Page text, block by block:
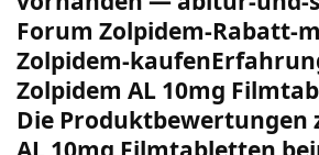
Forum Zolpidem-Rabatt-
Zolpidem-
Zolpidem AL 10mg
Die Produktbewertungen